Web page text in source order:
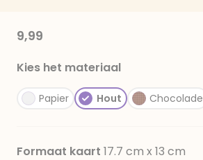
9,99
Kies het materiaal
Papier Hout Chocolade
Formaat kaart 17.7 cm x 13 cm